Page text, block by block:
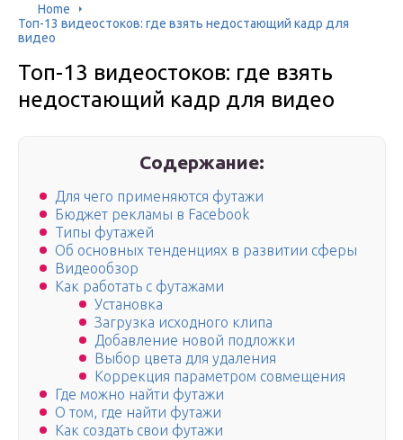
Home
Топ-13 видеостоков: где взять недостающий кадр для
видео
Топ-13 видеостоков: где взять
недостающий кадр для видео
Содержание:
Для чего применяются футажи
Бюджет рекламы в Facebook
Типы футажей
Об основных тенденциях в развитии сферы
Видеообзор
Как работать с футажами
Установка
Загрузка исходного клипа
Добавление новой подложки
Выбор цвета для удаления
Коррекция параметром совмещения
Где можно найти футажи
О том, где найти футажи
Как создать свои футажи